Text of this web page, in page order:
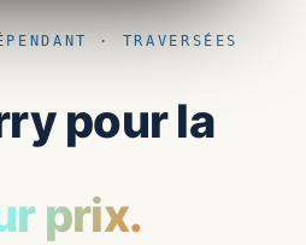
· TRAVERSÉES
pour la
prix.